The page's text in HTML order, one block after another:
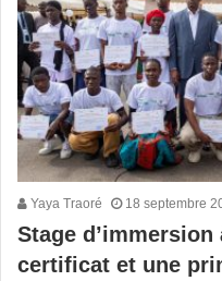
Yaya Traoré 18 septembre
Stage d’immersion
certificat et une